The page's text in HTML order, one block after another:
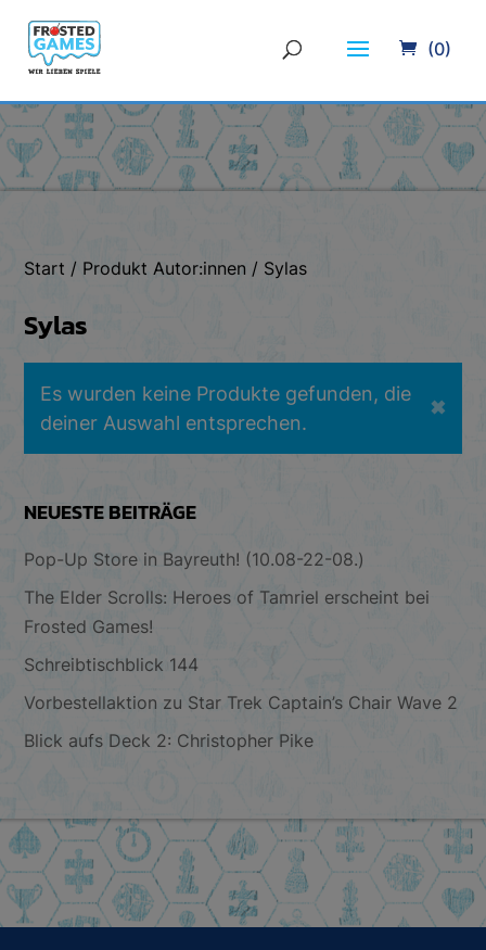
(0)
Start / Produkt Autor:innen / Sylas
Sylas
Es wurden keine Produkte gefunden, die
deiner Auswahl entsprechen.
✖
NEUESTE BEITRÄGE
Pop-Up Store in Bayreuth! (10.08-22-08.)
The Elder Scrolls: Heroes of Tamriel erscheint bei
Frosted Games!
Schreibtischblick 144
Vorbestellaktion zu Star Trek Captain’s Chair Wave 2
Blick aufs Deck 2: Christopher Pike